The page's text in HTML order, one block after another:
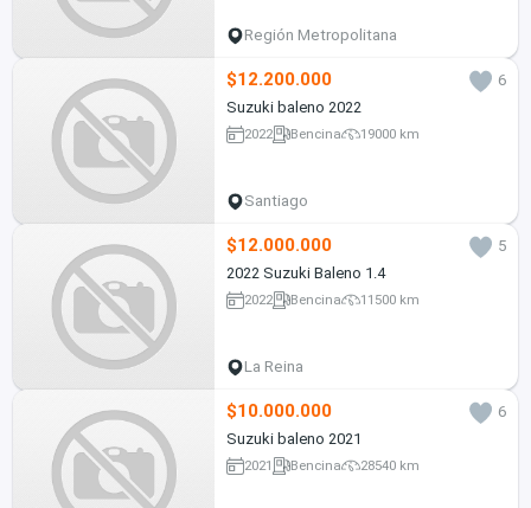
Región Metropolitana
$12.200.000
6
Suzuki baleno 2022
2022 Bencina 19000 km
Santiago
$12.000.000
5
2022 Suzuki Baleno 1.4
2022 Bencina 11500 km
La Reina
$10.000.000
6
Suzuki baleno 2021
2021 Bencina 28540 km